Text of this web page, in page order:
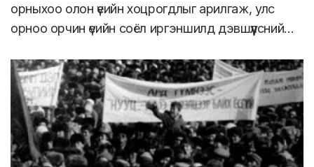
орныхоо олон үеийн хоцрогдлыг арилгаж, улс
орноо орчин үеийн соёл иргэншилд дэвшүүлсний…